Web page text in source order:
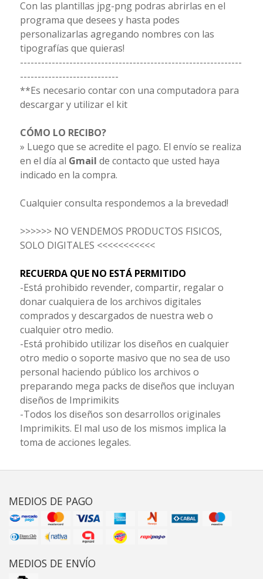
Con las plantillas jpg-png podras abrirlas en el
programa que desees y hasta podes
personalizarlas agregando nombres con las
tipografías que quieras!
---------------------------------------------------------------
----------------------------
**Es necesario contar con una computadora para
descargar y utilizar el kit
CÓMO LO RECIBO?
» Luego que se acredite el pago. El envío se realiza
en el día al Gmail de contacto que usted haya
indicado en la compra.
Cualquier consulta respondemos a la brevedad!
>>>>>> NO VENDEMOS PRODUCTOS FISICOS,
SOLO DIGITALES <<<<<<<<<<<
RECUERDA QUE NO ESTÁ PERMITIDO
-Está prohibido revender, compartir, regalar o
donar cualquiera de los archivos digitales
comprados y descargados de nuestra web o
cualquier otro medio.
-Está prohibido utilizar los diseños en cualquier
otro medio o soporte masivo que no sea de uso
personal haciendo público los archivos o
preparando mega packs de diseños que incluyan
diseños de Imprimikits
-Todos los diseños son desarrollos originales
Imprimikits. El mal uso de los mismos implica la
toma de acciones legales.
MEDIOS DE PAGO
MEDIOS DE ENVÍO